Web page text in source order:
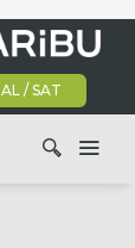
AL / SAT